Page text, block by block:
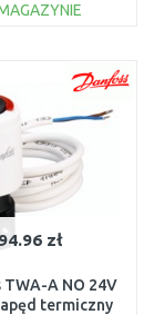
porównania
94.96 zł
TWA-A NO 24V
termiczny